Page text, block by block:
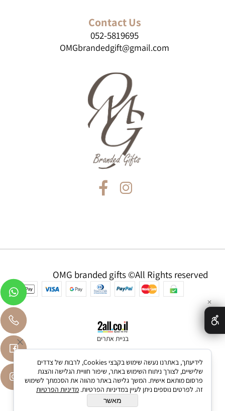
Contact Us
052-5819695
OMGbrandedgift@gmail.com
בניית אתרים
✕
לידיעתך, באתרנו נעשה שימוש בקבצי Cookies, לרבות של צדדים
שלישיים, לצורך ניתוח השימוש באתר, שיפור חוויית הגלישה והצגת
פרסום מותאם אישית. המשך גלישה באתר מהווה את הסכמתך לשימוש
זה. לפרטים נוספים ניתן לעיין במדיניות הפרטיות. מדיניות הפרטיות
מאשר